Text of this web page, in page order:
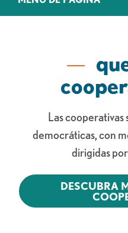
Las
democráticas, con
dirigidas
DESCUBRA